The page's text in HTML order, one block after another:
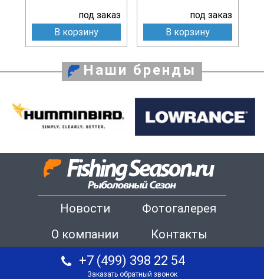
под заказ
В корзину
под заказ
В корзину
Наши бренды
Новости
Фотогалерея
О компании
Контакты
+7 (499) 398 22 54
Заказать обратный звонок